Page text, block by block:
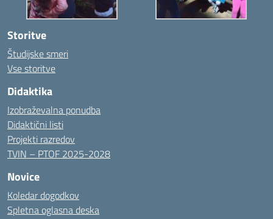
Storitve
Študijske smeri
Vse storitve
Didaktika
Izobraževalna ponudba
Didaktični listi
Projekti razredov
TVIN – PTOF 2025-2028
Novice
Koledar dogodkov
Spletna oglasna deska